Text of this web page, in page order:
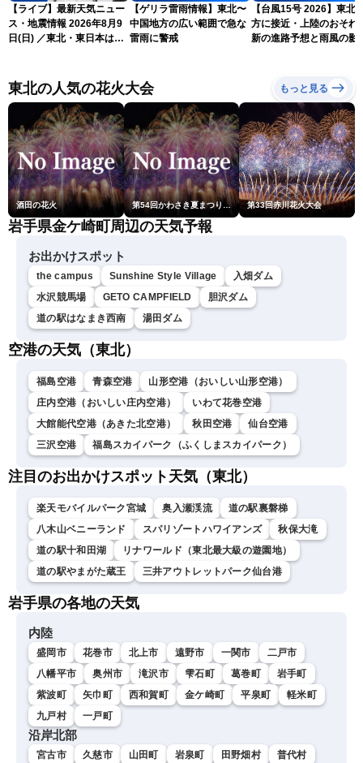
【ライブ】最新天気ニュー
ス・地震情報 2026年8月9
日(日) ／東北・東日本は急
ュースLiVEサンシャイン・
岡本結子リサ／山口剛央〉
【ゲリラ雷雨情報】東北〜
中国地方の広い範囲で急な
雷雨に警戒
【台風15号 2026】東北
方に接近・上陸のおそれ
新の進路予想と雨風の影
東北の人気の花火大会 もっと見る
酒田の花火 第54回かわさき夏まつり花火大会「おらが自慢のでっかい花火」 第33回赤川花火大会
岩手県金ケ崎町周辺の天気予報
お出かけスポット
the campus Sunshine Style Village
入畑ダム
水沢競馬場
GETO CAMPFIELD
胆沢ダム
道の駅はなまき西南
湯田ダム
空港の天気（東北）
福島空港 青森空港
山形空港（おいしい山形空港）
庄内空港（おいしい庄内空港）
いわて花巻空港
大館能代空港（あきた北空港）
秋田空港
仙台空港
三沢空港
福島スカイパーク（ふくしまスカイパーク）
注目のお出かけスポット天気（東北）
楽天モバイルパーク宮城 奥入瀬渓流
道の駅裏磐梯
八木山ベニーランド
スパリゾートハワイアンズ
秋保大滝
道の駅十和田湖
リナワールド（東北最大級の遊園地）
道の駅やまがた蔵王
三井アウトレットパーク仙台港
岩手県の各地の天気
内陸
盛岡市 花巻市 北上市 遠野市 一関市
二戸市
八幡平市
奥州市 滝沢市 雫石町 葛巻町
岩手町
紫波町
矢巾町 西和賀町 金ケ崎町 平泉町
軽米町
九戸村
一戸町
沿岸北部
宮古市 久慈市 山田町 岩泉町 田野畑村 普代村